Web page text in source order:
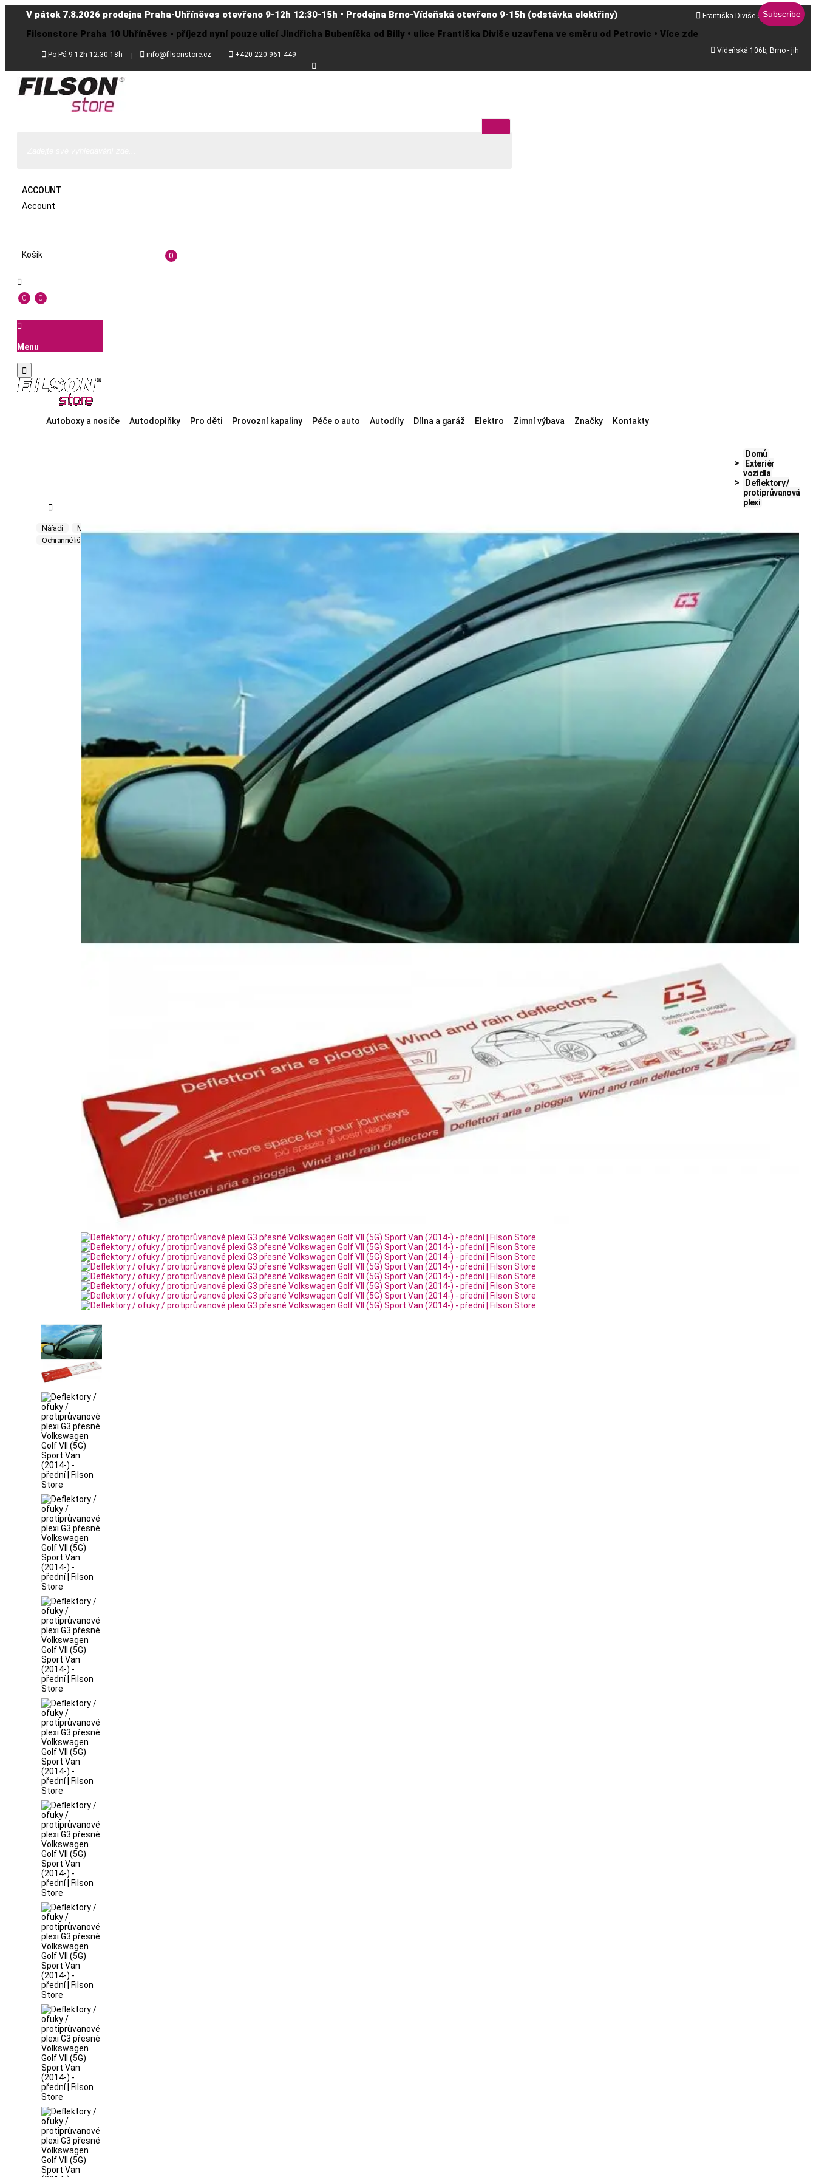
V pátek 7.8.2026 prodejna Praha-Uhříněves otevřeno 9-12h 12:30-15h • Prodejna Brno-Vídeňská otevřeno 9-15h (odstávka elektřiny)
Filsonstore Praha 10 Uhříněves - příjezd nyní pouze ulicí Jindřicha Bubeníčka od Billy • ulice Františka Diviše uzavřena ve směru od Petrovic • Více zde
 Po-Pá 9-12h 12:30-18h  info@filsonstore.cz  +420-220 961 449
 Františka Diviše 68, Praha 10
 Vídeňská 106b, Brno - jih

ACCOUNT
Account
Košík 0

0 0

Menu

Autoboxy a nosiče Autodoplňky Pro děti Provozní kapaliny Péče o auto Autodíly Dílna a garáž Elektro Zimní výbava Značky Kontakty
Domů
Exteriér
vozidla
Deflektory /
protiprůvanová
plexi
Nářadí Mytí vozidel
Ochranné lišty
